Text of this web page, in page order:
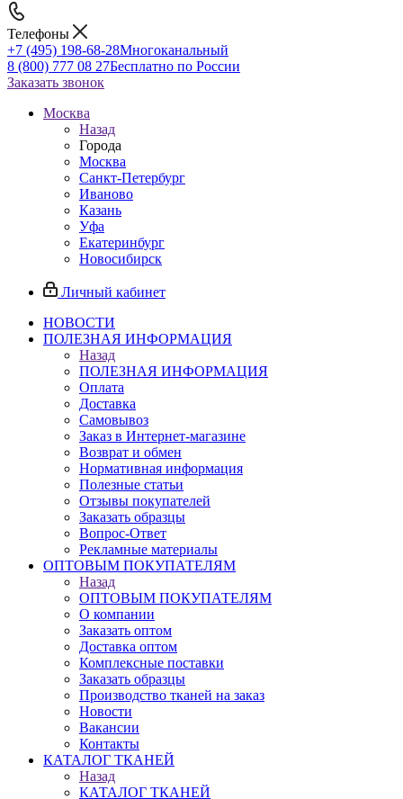
Телефоны
+7 (495) 198-68-28Многоканальный
8 (800) 777 08 27Бесплатно по России
Заказать звонок
Москва
Назад
Города
Москва
Санкт-Петербург
Иваново
Казань
Уфа
Екатеринбург
Новосибирск
Личный кабинет
НОВОСТИ
ПОЛЕЗНАЯ ИНФОРМАЦИЯ
Назад
ПОЛЕЗНАЯ ИНФОРМАЦИЯ
Оплата
Доставка
Самовывоз
Заказ в Интернет-магазине
Возврат и обмен
Нормативная информация
Полезные статьи
Отзывы покупателей
Заказать образцы
Вопрос-Ответ
Рекламные материалы
ОПТОВЫМ ПОКУПАТЕЛЯМ
Назад
ОПТОВЫМ ПОКУПАТЕЛЯМ
О компании
Заказать оптом
Доставка оптом
Комплексные поставки
Заказать образцы
Производство тканей на заказ
Новости
Вакансии
Контакты
КАТАЛОГ ТКАНЕЙ
Назад
КАТАЛОГ ТКАНЕЙ